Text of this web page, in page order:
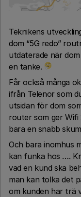
Teknikens
dom “5G redo”
utdaterade när
en tanke.
Får också många
ifrån Telenor som
utsidan för dom
router som ger
bara en snabb
Och bara inomhus
kan funka hos ….
vad en kund ska
man kan tolka det
om kunden har trä